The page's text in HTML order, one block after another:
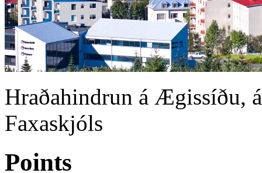
Hraðahindrun á Ægissíðu,
Faxaskjóls
Points